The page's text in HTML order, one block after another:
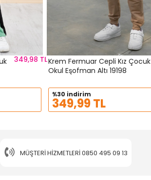
349,98 TLKrem Fermuar Cepli Kız Çocuk
Okul Eşofman Altı 19198
%30 indirim
349,99 TL
MÜŞTERI HIZMETLERI0850 495 09 13